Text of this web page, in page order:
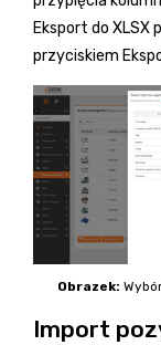
Eksport do
przyciskiem
Obrazek:
Import